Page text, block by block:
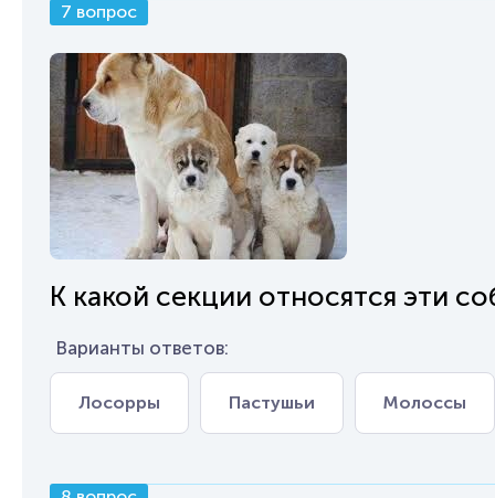
7 вопрос
К какой секции относятся эти
Варианты ответов:
Лосорры Пастушьи Молоссы